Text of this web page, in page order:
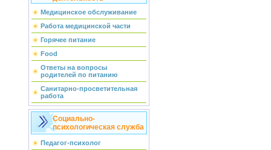
Медицинское обслуживание
Работа медицинской части
Горячее питание
Food
Ответы на вопросы
родителей по питанию
Санитарно-просветительная
работа
Социально-
психологическая служба
Педагог-психолог